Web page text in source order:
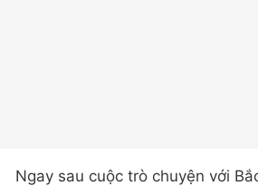
Ngay sau cuộc trò chuyện với